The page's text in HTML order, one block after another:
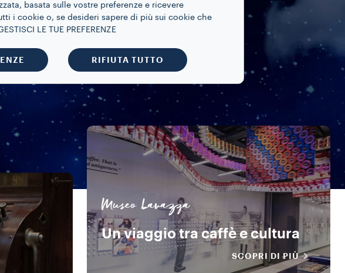
Lavazza.
Museo Lavazza
Un viaggio tra caffè e cultura
SCOPRI DI PIÙ
basata sulle vostre preferenze e ricevere
i cookie o, se desideri sapere di più sui cookie che
LE TUE PREFERENZE
RIFIUTA TUTTO